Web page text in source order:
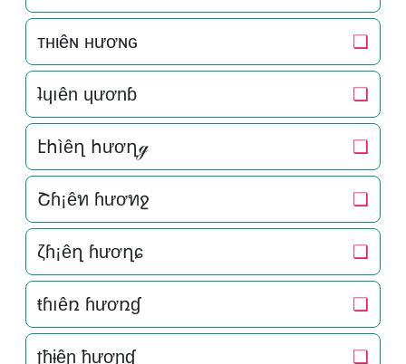
тнιêɴ нươɴԍ ❏
ʇɥıên ɥươnɓ ❏
էհìêղ հươղℊ ❏
Շɦ¡êท ɦươทջ ❏
ζɦ¡êղ ɦươղɕ ❏
ŧɦıêռ ɦươռɠ ❏
ʈħɨêɲ ħươɲɠ ❏